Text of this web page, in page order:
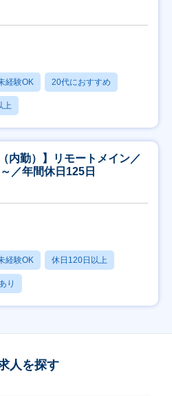
経験OK 20代におすすめ
上
内勤）】リモートメイン／
／年間休日125日
経験OK 休日120日以上
り
人を探す